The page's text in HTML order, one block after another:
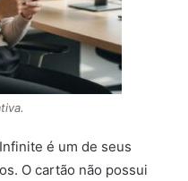
é um de seus
O cartão não possui